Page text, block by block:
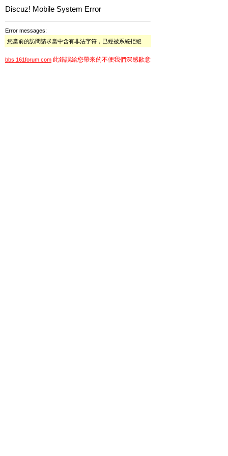
Discuz! Mobile System Error
Error messages:
您當前的訪問請求當中含有非法字符，已經被系統拒絕
bbs.161forum.com 此錯誤給您帶來的不便我們深感歉意